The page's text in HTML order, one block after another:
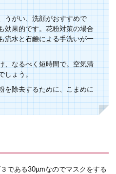
うがい、洗顔がおすすめで
効果的です。花粉対策の場合
流水と石鹸による手洗いが一
、なるべく短時間で。空気清
しょう。
を除去するために、こまめに
である30μmなのでマスクをする